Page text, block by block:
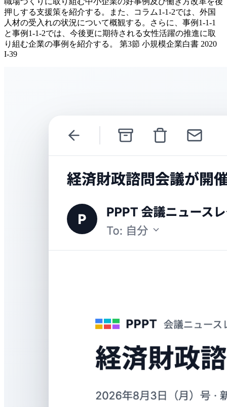
押しする支援策を紹介する。また、コラム1-1-2では、外国
人材の受入れの状況について概観する。さらに、事例1-1-1
と事例1-1-2では、今後更に期待される女性活躍の推進に取
り組む企業の事例を紹介する。 第3節 小規模企業白書 2020
I-39